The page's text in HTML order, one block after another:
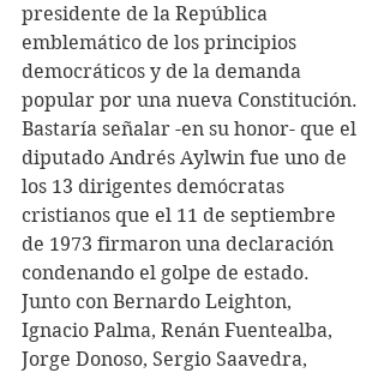
presidente de la República
emblemático de los principios
democráticos y de la demanda
popular por una nueva Constitución.
Bastaría señalar -en su honor- que el
diputado Andrés Aylwin fue uno de
los 13 dirigentes demócratas
cristianos que el 11 de septiembre
de 1973 firmaron una declaración
condenando el golpe de estado.
Junto con Bernardo Leighton,
Ignacio Palma, Renán Fuentealba,
Jorge Donoso, Sergio Saavedra,